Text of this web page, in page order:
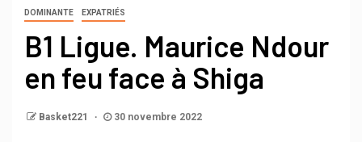
DOMINANTE EXPATRIÉS
B1 Ligue. Maurice Ndour
en feu face à Shiga
Basket221 30 novembre 2022